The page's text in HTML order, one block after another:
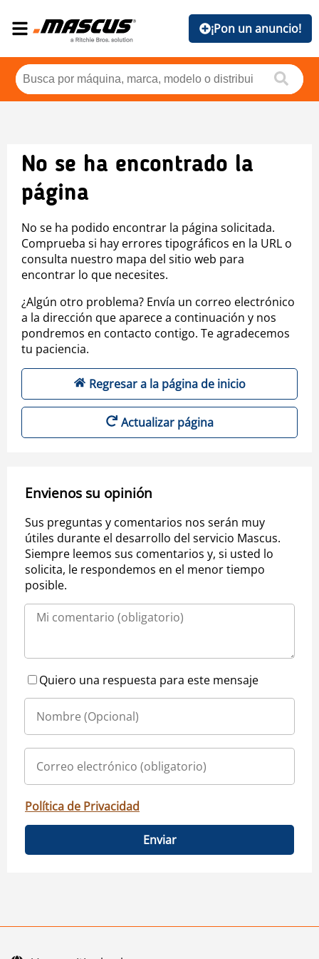
¡Pon un anuncio!
No se ha encontrado la
página
No se ha podido encontrar la página solicitada.
Comprueba si hay errores tipográficos en la URL o
consulta nuestro mapa del sitio web para
encontrar lo que necesites.
¿Algún otro problema? Envía un correo electrónico
a la dirección que aparece a continuación y nos
pondremos en contacto contigo. Te agradecemos
tu paciencia.
Regresar a la página de inicio
Actualizar página
Envienos su opinión
Sus preguntas y comentarios nos serán muy
útiles durante el desarrollo del servicio Mascus.
Siempre leemos sus comentarios y, si usted lo
solicita, le respondemos en el menor tiempo
posible.
Quiero una respuesta para este mensaje
Política de Privacidad
Enviar